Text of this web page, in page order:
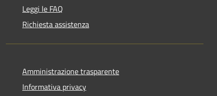
Leggi le FAQ
Richiesta assistenza
Amministrazione trasparente
Informativa privacy